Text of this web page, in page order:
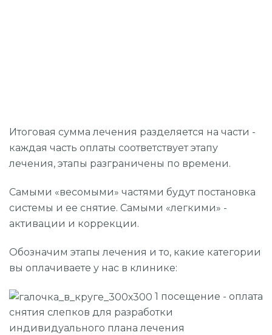
Итоговая сумма лечения разделяется на части -
каждая часть оплаты соответствует этапу
лечения, этапы разграничены по времени.
Самыми «весомыми» частями будут постановка
системы и ее снятие. Самыми «легкими» -
активации и коррекции.
Обозначим этапы лечения и то, какие категории
вы оплачиваете у нас в клинике:
1 посещение - оплата
снятия слепков для разработки
индивидуального плана лечения